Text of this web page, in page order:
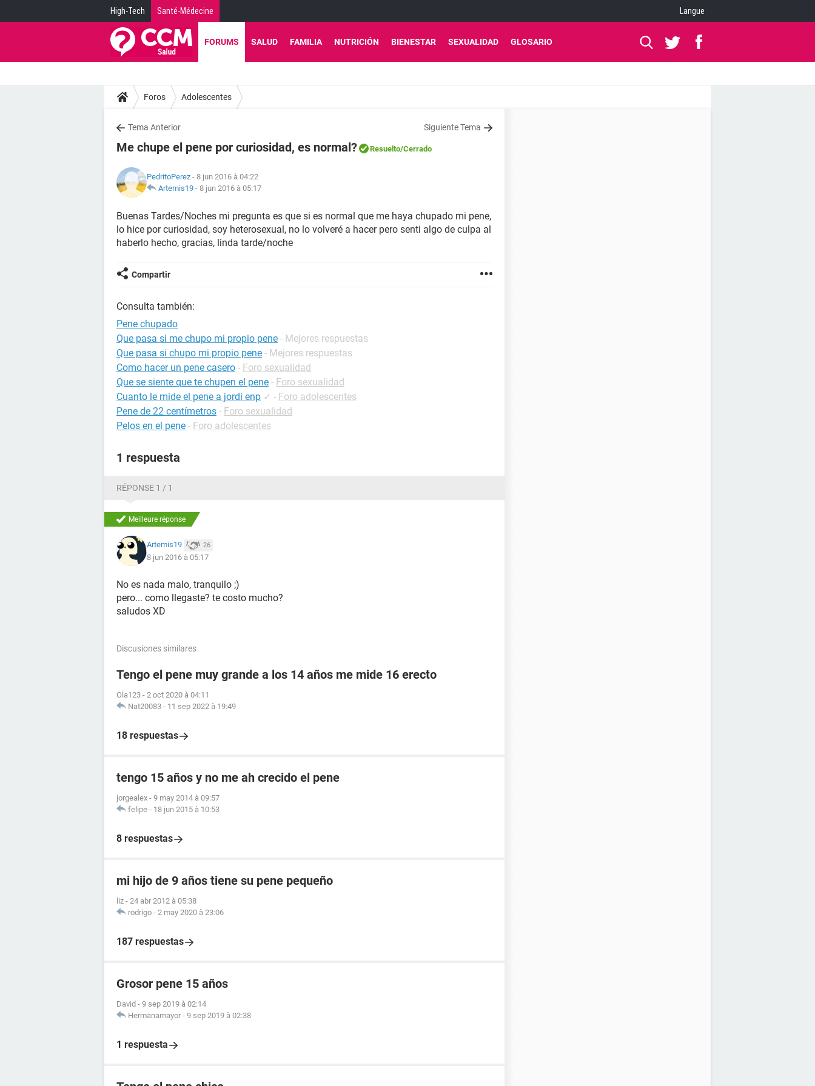
High-Tech Santé-Médecine Langue
FORUMS SALUD FAMILIA NUTRICIÓN BIENESTAR SEXUALIDAD GLOSARIO
Foros Adolescentes
Tema Anterior Siguiente Tema
Me chupe el pene por curiosidad, es normal? Resuelto/Cerrado
PedritoPerez - 8 jun 2016 à 04:22
Artemis19 - 8 jun 2016 à 05:17
Buenas Tardes/Noches mi pregunta es que si es normal que me haya chupado mi pene,
lo hice por curiosidad, soy heterosexual, no lo volveré a hacer pero senti algo de culpa al
haberlo hecho, gracias, linda tarde/noche
Compartir
Consulta también:
Pene chupado
Que pasa si me chupo mi propio pene - Mejores respuestas
Que pasa si chupo mi propio pene - Mejores respuestas
Como hacer un pene casero - Foro sexualidad
Que se siente que te chupen el pene - Foro sexualidad
Cuanto le mide el pene a jordi enp ✓ - Foro adolescentes
Pene de 22 centímetros - Foro sexualidad
Pelos en el pene - Foro adolescentes
1 respuesta
RÉPONSE 1 / 1
Meilleure réponse
Artemis19 26
8 jun 2016 à 05:17
No es nada malo, tranquilo ;)
pero... como llegaste? te costo mucho?
saludos XD
Discusiones similares
Tengo el pene muy grande a los 14 años me mide 16 erecto
Ola123 - 2 oct 2020 à 04:11
Nat20083 - 11 sep 2022 à 19:49
18 respuestas
tengo 15 años y no me ah crecido el pene
jorgealex - 9 may 2014 à 09:57
felipe - 18 jun 2015 à 10:53
8 respuestas
mi hijo de 9 años tiene su pene pequeño
liz - 24 abr 2012 à 05:38
rodrigo - 2 may 2020 à 23:06
187 respuestas
Grosor pene 15 años
David - 9 sep 2019 à 02:14
Hermanamayor - 9 sep 2019 à 02:38
1 respuesta